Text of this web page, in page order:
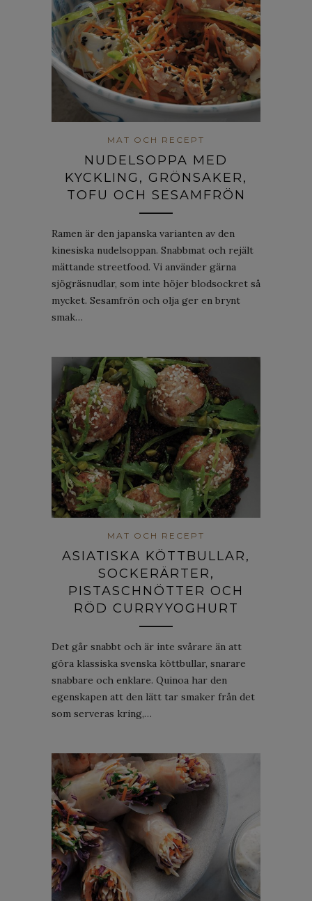
MAT OCH RECEPT
NUDELSOPPA MED
KYCKLING, GRÖNSAKER,
TOFU OCH SESAMFRÖN
Ramen är den japanska varianten av den
kinesiska nudelsoppan. Snabbmat och rejält
mättande streetfood. Vi använder gärna
sjögräsnudlar, som inte höjer blodsockret så
mycket. Sesamfrön och olja ger en brynt
smak…
MAT OCH RECEPT
ASIATISKA KÖTTBULLAR,
SOCKERÄRTER,
PISTASCHNÖTTER OCH
RÖD CURRYYOGHURT
Det går snabbt och är inte svårare än att
göra klassiska svenska köttbullar, snarare
snabbare och enklare. Quinoa har den
egenskapen att den lätt tar smaker från det
som serveras kring,…